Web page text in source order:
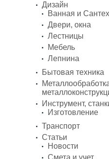
Дизайн
Ванная и
Двери, окна
Лестницы
Мебель
Лепнина
Бытовая техника
Инструмент,
Изготовление
Транспорт
Статьи
Новости
Смета и учет